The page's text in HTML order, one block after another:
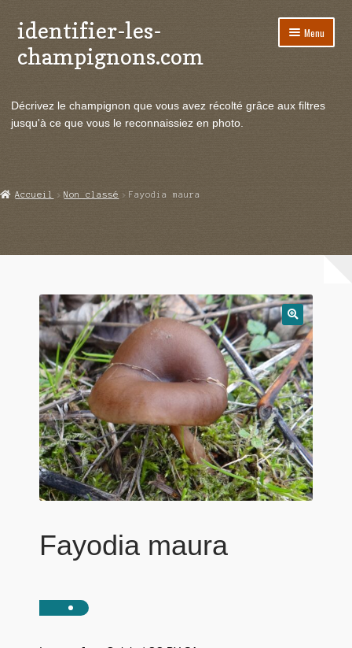
Aller
à
la
Aller
au
contenu
identifier-les-
champignons.com
Menu
le
Actualités
Echanges et contacts
Décrivez le champignon que vous avez récolté grâce aux filtres
jusqu'à ce que vous le reconnaissiez en photo.
Accueil Non classé Fayodia maura
Fayodia maura